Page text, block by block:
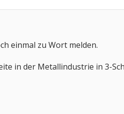
einmal zu Wort melden.
in der Metallindustrie in 3-